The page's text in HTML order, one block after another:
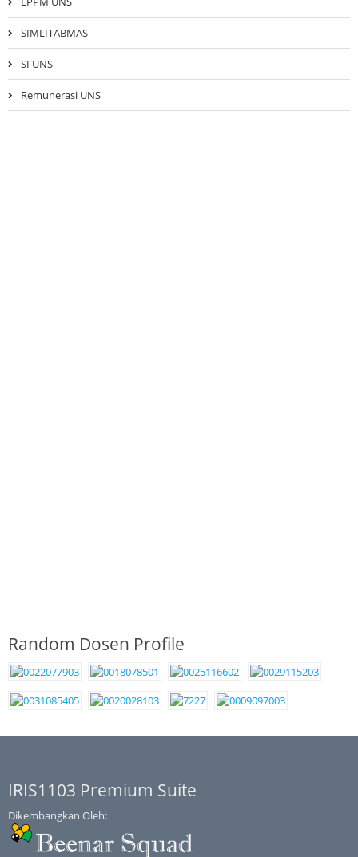
SIMLITABMAS
SI UNS
Remunerasi UNS
Random Dosen Profile
IRIS1103 Premium Suite
Dikembangkan Oleh: